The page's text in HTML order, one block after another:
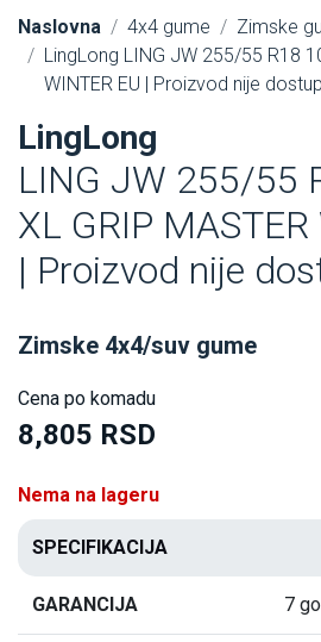
Naslovna 4x4 gume Zimske
LingLong LING JW 255/55 R18
WINTER EU | Proizvod nije
LingLong
LING JW 255/55
XL GRIP
| Proizvod nije
Zimske 4x4/suv gume
Cena po komadu
8,805 RSD
Nema na lageru
SPECIFIKACIJA
GARANCIJA 7